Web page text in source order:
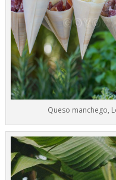
Queso manchego,